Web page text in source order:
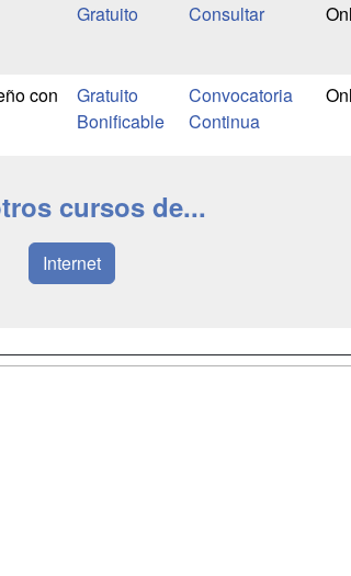
Gratuito
con
Gratuito
Bonificable
Convocatoria
Continua
cursos de...
Internet